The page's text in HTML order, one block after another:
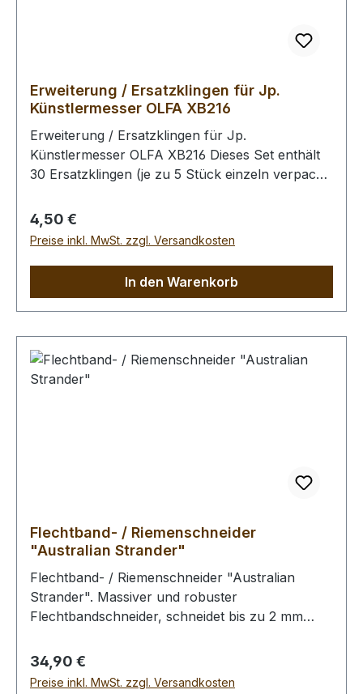
Erweiterung / Ersatzklingen für Jp.
Künstlermesser OLFA XB216
Erweiterung / Ersatzklingen für Jp.
Künstlermesser OLFA XB216 Dieses Set enthält
30 Ersatzklingen (je zu 5 Stück einzeln verpackt)
von Abständen und Linien auf Leder und eine
Kunststoffbox. Die praktische Kunststoffbox
können Sie zusammen mit dem Messer in eine
Länge der Klingen: 25 mm Bitte beachten Sie,
dass diese Klingen nur für das Japanisches
Regulärer Preis:
4,50 €
Preise inkl. MwSt. zzgl. Versandkosten
In den Warenkorb
Flechtband- / Riemenschneider
"Australian Strander"
Flechtband- / Riemenschneider "Australian
Strander". Massiver und robuster
Flechtbandschneider, schneidet bis zu 2 mm
ist stufenlos von 0 - 10 mm Breite einstellbar.
Regulärer Preis:
34,90 €
Preise inkl. MwSt. zzgl. Versandkosten